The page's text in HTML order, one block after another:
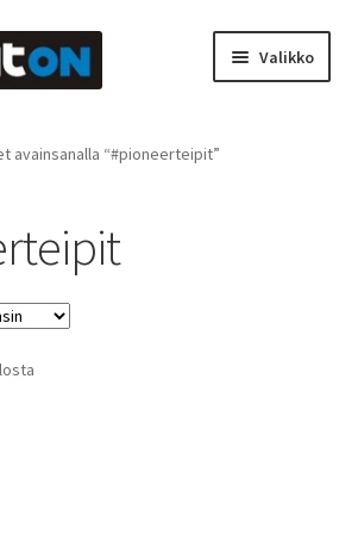
Valikko
& teippausten poisto
tarrat
avainsanalla “#pioneerteipit”
Suosituimmat